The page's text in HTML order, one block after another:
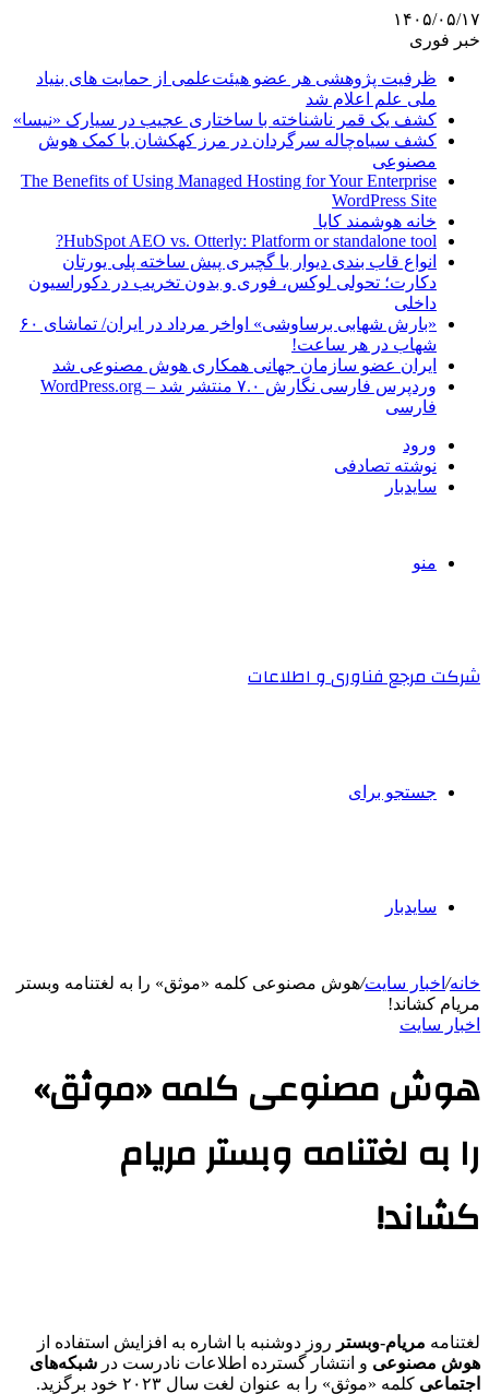
۱۴۰۵/۰۵/۱۷
خبر فوری
ظرفیت پژوهشی هر عضو هیئت‌علمی از حمایت های بنیاد
ملی علم اعلام شد
کشف یک قمر ناشناخته با ساختاری عجیب در سیارک «نیسا»
کشف سیاه‌چاله سرگردان در مرز کهکشان با کمک هوش
مصنوعی
The Benefits of Using Managed Hosting for Your Enterprise
WordPress Site
خانه هوشمند کایا
HubSpot AEO vs. Otterly: Platform or standalone tool?
انواع قاب بندی دیوار با گچبری پیش ساخته پلی یورتان
دکارت؛ تحولی لوکس، فوری و بدون تخریب در دکوراسیون
داخلی
«بارش شهابی برساوشی» اواخر مرداد در ایران/ تماشای ۶۰
شهاب در هر ساعت!
ایران عضو سازمان جهانی همکاری هوش مصنوعی شد
وردپرس فارسی نگارش ۷.۰ منتشر شد – WordPress.org
فارسی
ورود
نوشته تصادفی
سایدبار
منو
شرکت مرجع فناوری و اطلاعات
جستجو برای
سایدبار
خانه/ اخبار سایت/هوش مصنوعی کلمه «موثق» را به لغتنامه وبستر
مریام کشاند!
اخبار سایت
هوش مصنوعی کلمه «موثق»
را به لغتنامه وبستر مریام
کشاند!
لغتنامه مریام-وبستر روز دوشنبه با اشاره به افزایش استفاده از
هوش مصنوعی و انتشار گسترده اطلاعات نادرست در شبکه‌های
اجتماعی کلمه «موثق» را به عنوان لغت سال ۲۰۲۳ خود برگزید.